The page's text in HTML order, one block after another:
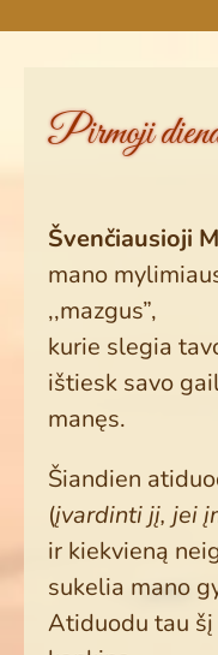
Pirmoji
Švenčiausioji
mano
,,mazgus”,
kurie slegia
ištiesk savo
manęs.
Šiandien
(įvardinti jį, jei
ir kiekvieną
sukelia mano
Atiduodu tau šį